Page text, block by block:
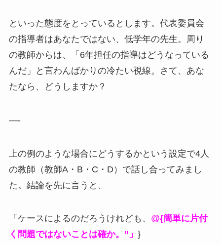
といった態度をとっているとします。代表委員会
の指導者はあなたではない、低学年の先生。周り
の教師からは、「6年担任の指導はどうなっている
んだ」と言わんばかりの冷たい視線。さて、あな
たなら、どうしますか？
—-
上の例のような場合にどうするかという設定で4人
の教師（教師A・B・C・D）で話し合ってみまし
た。結論を先に言うと、
「ケースによるのだろうけれども、 @{簡単に片付
く問題ではないことは確か。”」 }